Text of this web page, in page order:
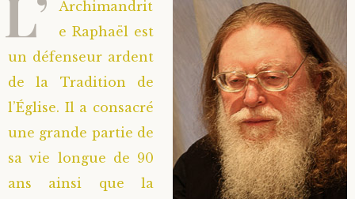
Archimandrit
e Raphaël est
un défenseur ardent
de la Tradition de
l’Église. Il a consacré
une grande partie de
sa vie longue de 90
ans ainsi que la